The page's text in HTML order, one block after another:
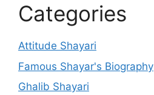
Categories
Attitude Shayari
Famous Shayar's Biography
Ghalib Shayari